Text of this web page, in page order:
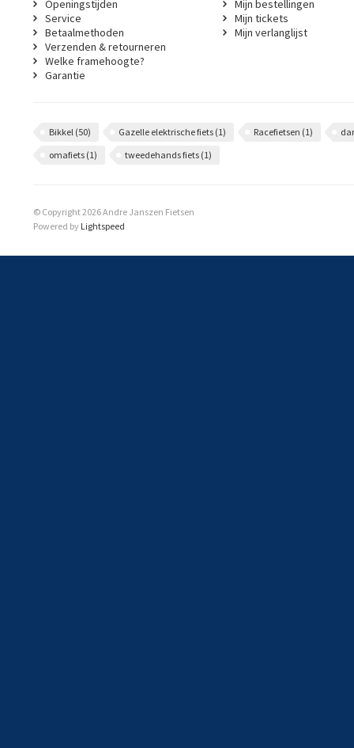
Openingstijden
Service
Betaalmethoden
Verzenden & retourneren
Welke framehoogte?
Garantie
Mijn bestellingen
Mijn tickets
Mijn verlanglijst
Bikkel (50) Gazelle elektrische fiets (1) Racefietsen (1)
omafiets (1) tweedehands fiets (1)
© Copyright 2026 Andre Janszen Fietsen
Powered by Lightspeed